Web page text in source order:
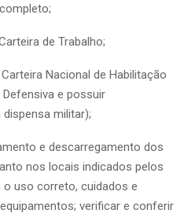
de Trabalho;
Nacional de Habilitação
Defensiva e possuir
militar);
e descarregamento dos
nos locais indicados pelos
uso correto, cuidados e
verificar e conferir